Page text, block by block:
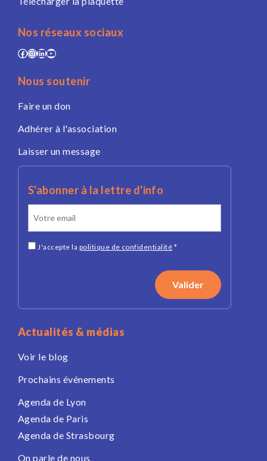
Nos réseaux sociaux
Facebook
Instagram
LinkedIn
YouTube
Nous soutenir
Faire un don
Adhérer à l'association
Laisser un message
S'abonner à la lettre d'info
J'accepte la politique de confidentialité *
Actualités & médias
Voir le blog
Prochains événements
Agenda de Lyon
Agenda de Paris
Agenda de Strasbourg
On parle de nous